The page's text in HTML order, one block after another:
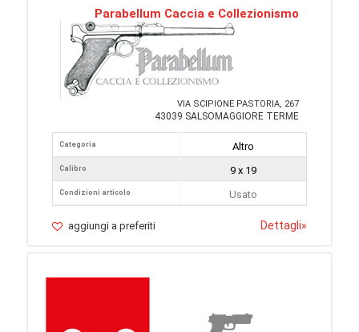
Parabellum Caccia e Collezionismo
VIA SCIPIONE PASTORIA, 267
43039 SALSOMAGGIORE TERME
Categoria
Calibro
Condizioni articolo
Altro
9 x 19
Usato
aggiungi a preferiti Dettagli»